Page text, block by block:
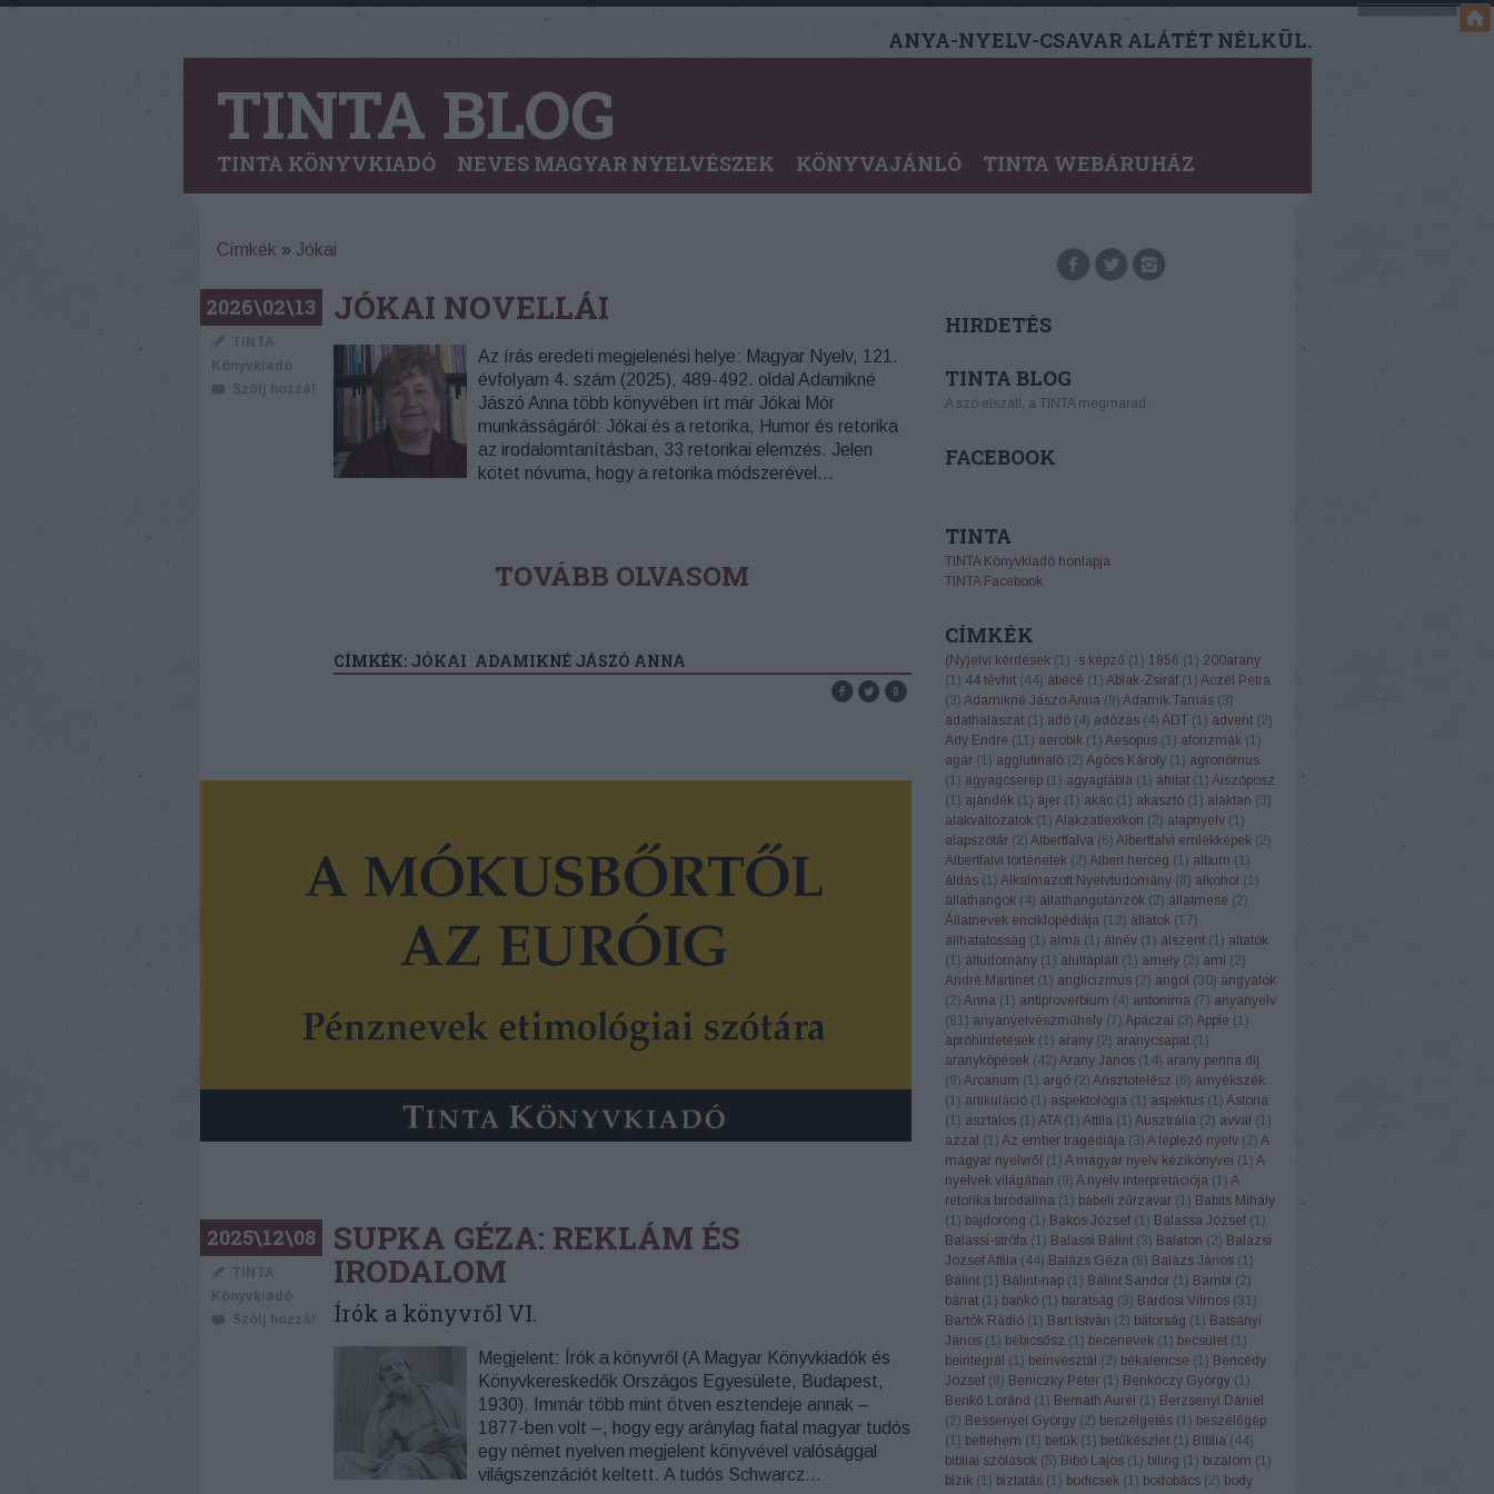
ANYA-NYELV-CSAVAR ALÁTÉT NÉLKÜL.
TINTA BLOG
TINTA KÖNYVKIADÓ NEVES MAGYAR NYELVÉSZEK KÖNYVAJÁNLÓ TINTA WEBÁRUHÁZ
Címkék » Jókai
2026\02\13
TINTA
Könyvkiadó
Szólj hozzá!
JÓKAI NOVELLÁI
Az írás eredeti megjelenési helye: Magyar Nyelv, 121.
évfolyam 4. szám (2025), 489-492. oldal Adamikné
Jászó Anna több könyvében írt már Jókai Mór
munkásságáról: Jókai és a retorika, Humor és retorika
az irodalomtanításban, 33 retorikai elemzés. Jelen
kötet nóvuma, hogy a retorika módszerével…
TOVÁBB OLVASOM
CÍMKÉK: JÓKAI ADAMIKNÉ JÁSZÓ ANNA
2025\12\08
TINTA
Könyvkiadó
Szólj hozzá!
SUPKA GÉZA: REKLÁM ÉS
IRODALOM
Írók a könyvről VI.
Megjelent: Írók a könyvről (A Magyar Könyvkiadók és
Könyvkereskedők Országos Egyesülete, Budapest,
1930). Immár több mint ötven esztendeje annak –
1877-ben volt –, hogy egy aránylag fiatal magyar tudós
egy német nyelven megjelent könyvével valósággal
világszenzációt keltett. A tudós Schwarcz…
HIRDETÉS
TINTA BLOG
A szó elszáll, a TINTA megmarad.
FACEBOOK
TINTA
TINTA Könyvkiadó honlapja
TINTA Facebook
CÍMKÉK
(Ny)elvi kérdések (1) -s képző (1) 1956 (1) 200arany
(1) 44 tévhit (44) ábécé (1) Ablak-Zsiráf (1) Aczél Petra
(3) Adamikné Jászó Anna (9) Adamik Tamás (3)
adathalászat (1) adó (4) adózás (4) ADT (1) advent (2)
Ady Endre (11) aerobik (1) Aesopus (1) aforizmák (1)
agár (1) agglutináló (2) Agócs Károly (1) agronómus
(1) agyagcserép (1) agyagtábla (1) áhítat (1) Aiszóposz
(1) ajándék (1) ájer (1) akác (1) akasztó (1) alaktan (3)
alakváltozatok (1) Alakzatlexikon (2) alapnyelv (1)
alapszótár (2) Albertfalva (6) Albertfalvi emlékképek (2)
Albertfalvi történetek (2) Albert herceg (1) album (1)
áldás (1) Alkalmazott Nyelvtudomány (8) alkohol (1)
állathangok (4) állathangutánzók (2) állatmese (2)
Állatnevek enciklopédiája (12) állatok (17)
állhatatosság (1) alma (1) álnév (1) álszent (1) altatók
(1) áltudomány (1) alultáplált (1) amely (2) ami (2)
André Martinet (1) anglicizmus (2) angol (30) angyalok
(2) Anna (1) antiproverbium (4) antonima (7) anyanyelv
(81) anyanyelvészműhely (7) Apáczai (3) Apple (1)
apróhirdetések (1) arany (2) aranycsapat (1)
aranyköpések (42) Arany János (14) arany penna díj
(9) Arcanum (1) argó (2) Arisztotelész (6) árnyékszék
(1) artikuláció (1) aspektológia (1) aspektus (1) Astoria
(1) asztalos (1) ATA (1) Attila (1) Ausztrália (2) avval (1)
azzal (1) Az ember tragédiája (3) A leplező nyelv (2) A
magyar nyelvről (1) A magyar nyelv kézikönyvei (1) A
nyelvek világában (9) A nyelv interpretációja (1) A
retorika birodalma (1) bábeli zűrzavar (1) Babits Mihály
(1) bájdorong (1) Bakos József (1) Balassa József (1)
Balassi-strófa (1) Balassi Bálint (3) Balaton (2) Balázsi
József Attila (44) Balázs Géza (8) Balázs János (1)
Bálint (1) Bálint-nap (1) Bálint Sándor (1) Bambi (2)
bánat (1) bankó (1) barátság (3) Bárdosi Vilmos (31)
Bartók Rádió (1) Bart István (2) bátorság (1) Batsányi
János (1) bébicsősz (1) becenevek (1) becsület (1)
beintegrál (1) beinvesztál (2) békalencse (1) Bencédy
József (9) Beniczky Péter (1) Benkóczy György (1)
Benkő Loránd (1) Bernáth Aurél (1) Berzsenyi Dániel
(2) Bessenyei György (2) beszélgetés (1) beszélőgép
(1) betlehem (1) betűk (1) betűkészlet (1) Biblia (44)
bibliai szólások (5) Bibó Lajos (1) biling (1) bizalom (1)
bízik (1) biztatás (1) bodicsek (1) bodobács (2) body